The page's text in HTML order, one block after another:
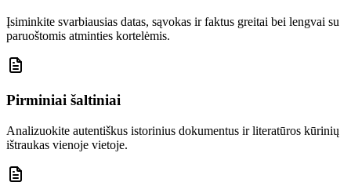
Įsiminkite svarbiausias datas, sąvokas ir faktus greitai bei lengvai su
paruoštomis atminties kortelėmis.
Pirminiai šaltiniai
Analizuokite autentiškus istorinius dokumentus ir literatūros kūrinių
ištraukas vienoje vietoje.